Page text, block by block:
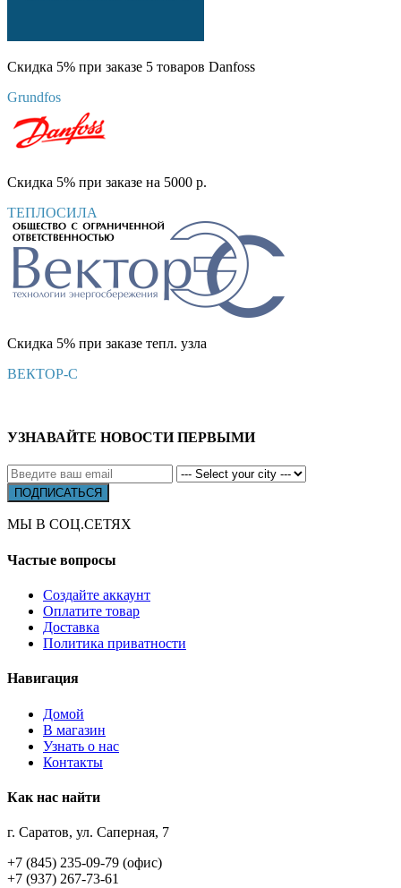
Скидка 5% при заказе 5 товаров Danfoss
Grundfos
Скидка 5% при заказе на 5000 р.
ТЕПЛОСИЛА
Скидка 5% при заказе тепл. узла
ВЕКТОР-С
УЗНАВАЙТЕ НОВОСТИ ПЕРВЫМИ
МЫ В СОЦ.СЕТЯХ
Частые вопросы
Создайте аккаунт
Оплатите товар
Доставка
Политика приватности
Навигация
Домой
В магазин
Узнать о нас
Контакты
Как нас найти
г. Саратов, ул. Саперная, 7
+7 (845) 235-09-79 (офис)
+7 (937) 267-73-61